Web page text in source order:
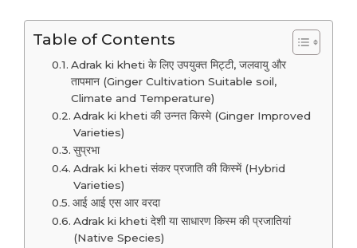
Table of Contents
Adrak ki kheti के लिए उपयुक्त मिट्टी, जलवायु और
तापमान (Ginger Cultivation Suitable soil,
Climate and Temperature)
Adrak ki kheti की उन्नत किस्मे (Ginger Improved
Varieties)
सुप्रभा
Adrak ki kheti संकर प्रजाति की किस्में (Hybrid
Varieties)
आई आई एस आर वरदा
Adrak ki kheti देशी या साधारण किस्म की प्रजातियां
(Native Species)